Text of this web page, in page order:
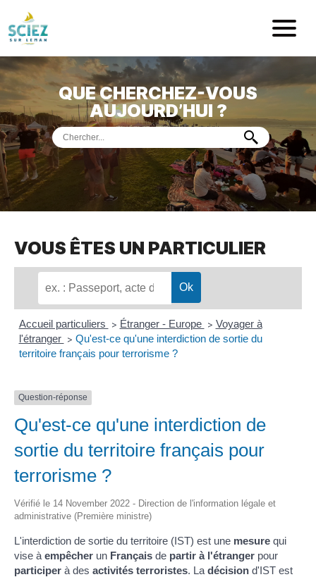
Mairie de
ACCUEIL
VOTREMAIRIE
VIEPRATIQUE
DÉMARCHES &SERVICES
PORTDE PLAISANCE
MUSÉEDE PRÉHISTOIRE
QUE CHERCHEZ-VOUS
AUJOURD’HUI ?
VOUS ÊTES UN PARTICULIER
Accueil particuliers > Étranger - Europe > Voyager à
l'étranger > Qu'est-ce qu'une interdiction de sortie du
territoire français pour terrorisme ?
Question-réponse
Qu'est-ce qu'une interdiction de
sortie du territoire français pour
terrorisme ?
Vérifié le 14 November 2022 - Direction de l'information légale et
administrative (Première ministre)
L'interdiction de sortie du territoire (IST) est une mesure qui
vise à empêcher un Français de partir à l'étranger pour
participer à des activités terroristes. La décision d'IST est